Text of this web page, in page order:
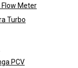
Flow Meter
Turbo
PCV